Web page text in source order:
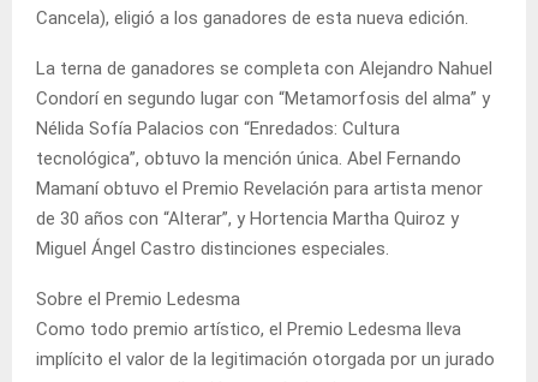
Cancela), eligió a los ganadores de esta nueva edición.
La terna de ganadores se completa con Alejandro Nahuel
Condorí en segundo lugar con “Metamorfosis del alma” y
Nélida Sofía Palacios con “Enredados: Cultura
tecnológica”, obtuvo la mención única. Abel Fernando
Mamaní obtuvo el Premio Revelación para artista menor
de 30 años con “Alterar”, y Hortencia Martha Quiroz y
Miguel Ángel Castro distinciones especiales.
Sobre el Premio Ledesma
Como todo premio artístico, el Premio Ledesma lleva
implícito el valor de la legitimación otorgada por un jurado